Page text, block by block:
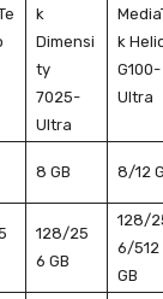
k
Dimensi
ty
7025-
Ultra
k
G100-
Ultra
8 GB 8/12
128/25
6 GB
128/
6/512
GB